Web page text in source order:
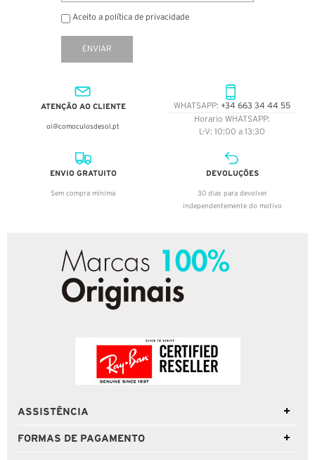
Aceito a política de privacidade
ENVIAR
ATENÇÃO AO CLIENTE
oi@comoculosdesol.pt
WHATSAPP: +34 663 34 44 55
Horario WHATSAPP:
L-V: 10:00 a 13:30
ENVIO GRATUITO
Sem compra mínima
DEVOLUÇÕES
30 dias para devolver
independentemente do motivo
ASSISTÊNCIA
FORMAS DE PAGAMENTO